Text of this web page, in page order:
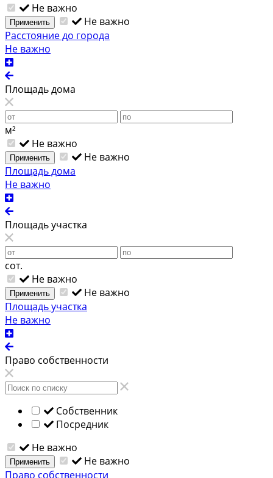
Не важно
Применить
Не важно
Расстояние до города
Не важно
Площадь дома
м²
Не важно
Применить
Не важно
Площадь дома
Не важно
Площадь участка
сот.
Не важно
Применить
Не важно
Площадь участка
Не важно
Право собственности
Собственник
Посредник
Не важно
Применить
Не важно
Право собственности